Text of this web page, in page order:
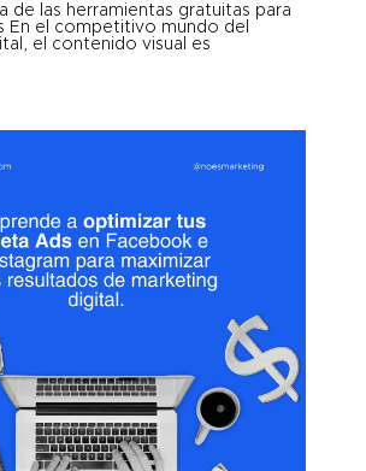
de las herramientas gratuitas para
En el competitivo mundo del
el contenido visual es